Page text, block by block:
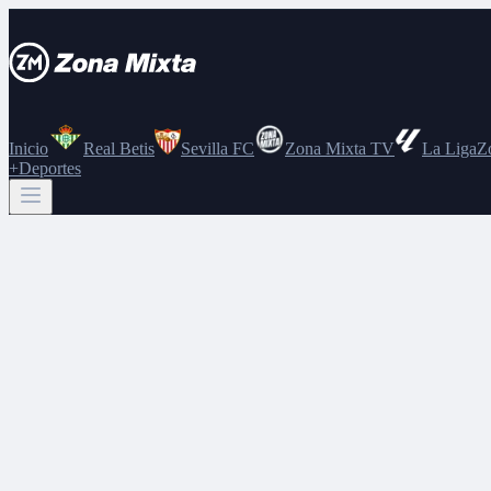
Inicio Real Betis Sevilla FC Zona Mixta TV La Liga
+Deportes